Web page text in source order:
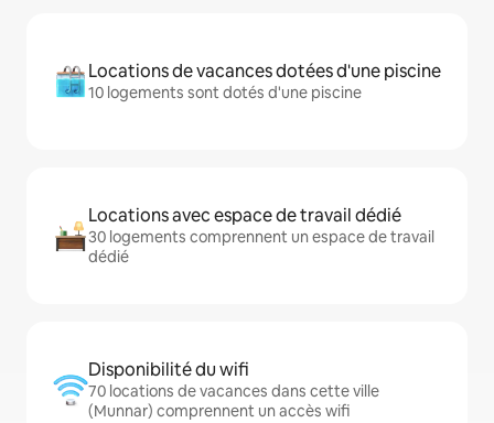
Locations de vacances dotées d'une piscine
10 logements sont dotés d'une piscine
Locations avec espace de travail dédié
30 logements comprennent un espace de travail
dédié
Disponibilité du wifi
70 locations de vacances dans cette ville
(Munnar) comprennent un accès wifi